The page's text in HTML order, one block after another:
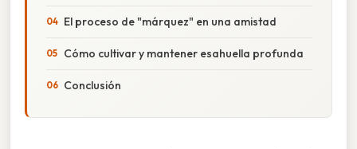
El proceso de "márquez" en una amistad
Cómo cultivar y mantener esahuella profunda
Conclusión